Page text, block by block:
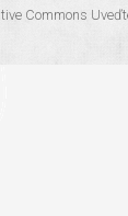
Commons